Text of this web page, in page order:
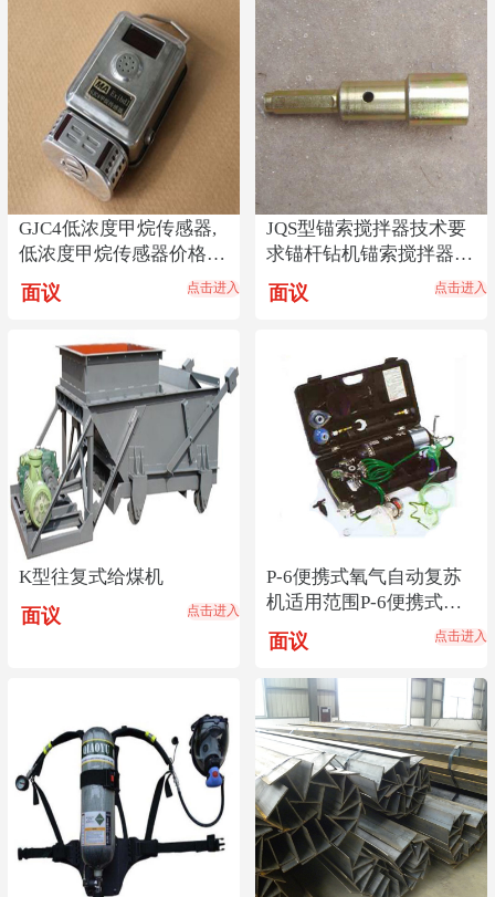
GJC4低浓度甲烷传感器,
低浓度甲烷传感器价格
低,传感器货源热销
面议 点击进入
JQS型锚索搅拌器技术要
求锚杆钻机锚索搅拌器安
装方式锚索搅拌器
面议 点击进入
K型往复式给煤机
面议 点击进入
P-6便携式氧气自动复苏
机适用范围P-6便携式氧
气自动复苏机产地
面议 点击进入